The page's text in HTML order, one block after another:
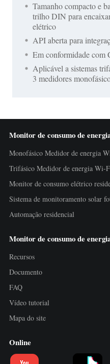
Tamanho compacto e
trilho DIN para
elétrico
API aberta para
Em conformidade com
Aplicável a sistemas
3 medidores
Monitor de consumo de
Monofásico Medidor de energia
Trifásico Medidor de energia Wi-
Monitor de consumo elétrico
Sistema de monitoramento solar
Automação residencial
Monitor de consumo de
Recursos
Documento
FAQ
Vídeo tutorial
Mapa do site
Online